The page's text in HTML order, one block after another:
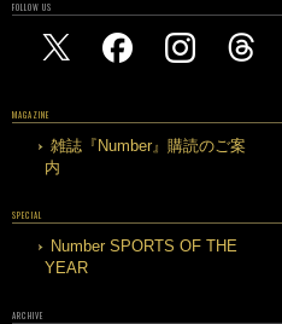
FOLLOW US
MAGAZINE
雑誌『Number』購読のご案
内
SPECIAL
Number SPORTS OF THE
YEAR
ARCHIVE